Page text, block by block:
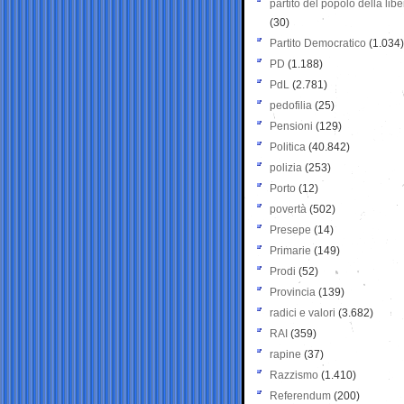
partito del popolo della
(30)
Partito Democratico (1.034)
PD (1.188)
PdL (2.781)
pedofilia (25)
Pensioni (129)
Politica (40.842)
polizia (253)
Porto (12)
povertà (502)
Presepe (14)
Primarie (149)
Prodi (52)
Provincia (139)
radici e valori (3.682)
RAI (359)
rapine (37)
Razzismo (1.410)
Referendum (200)